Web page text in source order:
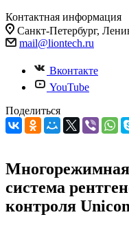
Контактная информация
Санкт-Петербург,
mail@liontech.ru
Вконтакте
YouTube
Поделиться
система
контроля